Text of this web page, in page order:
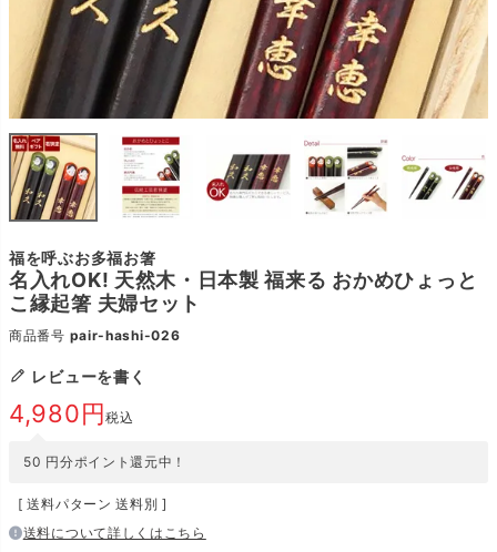
福を呼ぶお多福お箸
名入れOK! 天然木・日本製 福来る おかめひょっと
こ縁起箸 夫婦セット
商品番号 pair-hashi-026
レビューを書く
4,980 税込
50 円分ポイント還元中！
送料パターン 送料別
送料について詳しくはこちら